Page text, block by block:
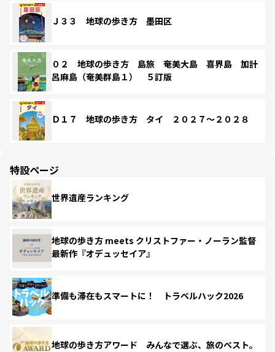
Ｊ３３ 地球の歩き方 墨田区
０２ 地球の歩き方 島旅 奄美大島 喜界島 加計
呂麻島（奄美群島１） ５訂版
Ｄ１７ 地球の歩き方 タイ ２０２７～２０２８
特設ページ
世界遺産ランキング
地球の歩き方 meets クリストファー・ノーラン監督
最新作『オデュッセイア』
準備も滞在もスマートに！ トラベルハック2026
地球の歩き方アワード みんなで選ぶ、旅のベスト。